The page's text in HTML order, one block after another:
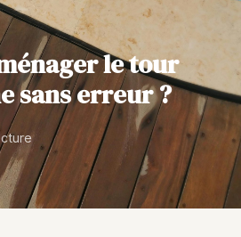
le tour
sans erreur ?